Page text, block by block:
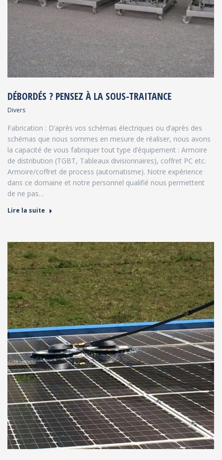
DÉBORDÉS ? PENSEZ À LA SOUS-TRAITANCE
Divers
Fabrication : D’après vos schémas électriques ou d’après des
schémas que nous sommes en mesure de réaliser, nous avons
la capacité de vous fabriquer tout type d’équipement : Armoire
de distribution (TGBT, Tableaux divisionnaires), coffret PC etc.
Armoire/coffret de process (automatisme). Notre expérience
dans ce domaine et notre personnel qualifié nous permettent
de ne pas…
Lire la suite